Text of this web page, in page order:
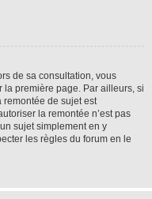
de sa consultation, vous
première page. Par ailleurs, si
de sujet est
la remontée n’est pas
sujet simplement en y
les règles du forum en le